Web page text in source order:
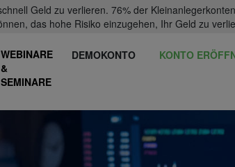
Geld zu verlieren. 76% der
das hohe Risiko einzugehen, Ihr Geld zu
WEBINARE
&
SEMINARE
DEMOKONTO
KONTO